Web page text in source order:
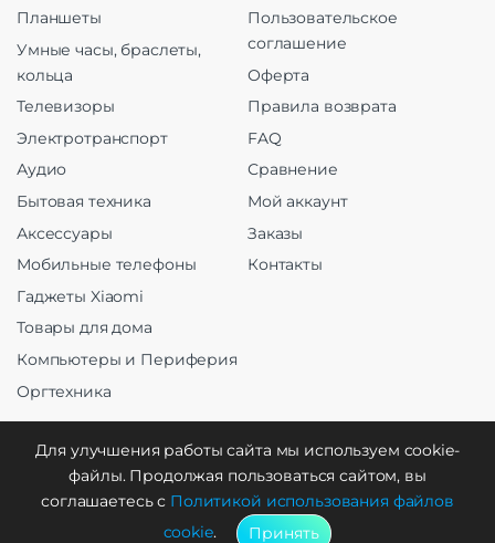
Планшеты
Умные часы, браслеты,
кольца
Телевизоры
Электротранспорт
Аудио
Бытовая техника
Аксессуары
Мобильные телефоны
Гаджеты Xiaomi
Товары для дома
Компьютеры и Периферия
Оргтехника
Пользовательское
соглашение
Оферта
Правила возврата
FAQ
Сравнение
Мой аккаунт
Заказы
Контакты
Создание и продвижение
Для улучшения работы сайта мы используем cookie-
файлы. Продолжая пользоваться сайтом, вы
соглашаетесь с Политикой использования файлов
cookie. Принять